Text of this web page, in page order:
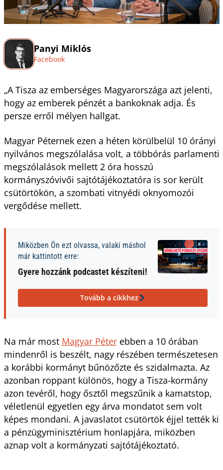
Panyi Miklós
Facebook
„A Tisza az emberséges Magyarországa azt jelenti,
hogy az emberek pénzét a bankoknak adja. És
persze erről mélyen hallgat.
Magyar Péternek ezen a héten körülbelül 10 órányi
nyilvános megszólalása volt, a többórás parlamenti
megszólalások mellett 2 óra hosszú
kormányszóvivői sajtótájékoztatóra is sor került
csütörtökön, a szombati vitnyédi oknyomozói
vergődése mellett.
Miközben Ön ezt olvassa, valaki máshol
már kattintott erre:
Gyere hozzánk podcastet készíteni!
Tovább a cikkhez
Na már most Magyar Péterebben a 10 órában
mindenről is beszélt, nagy részében természetesen
a korábbi kormányt bűnözőzte és szidalmazta. Az
azonban roppant különös, hogy a Tisza-kormány
azon tevéről, hogy ősztől megszűnik a kamatstop,
véletlenül egyetlen egy árva mondatot sem volt
képes mondani. A javaslatot csütörtök éjjel tették ki
a pénzügyminisztérium honlapjára, miközben
aznap volt a kormányzati sajtótájékoztató.